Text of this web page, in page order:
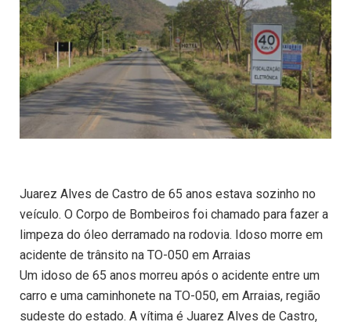
Juarez Alves de Castro de 65 anos estava sozinho no
veículo. O Corpo de Bombeiros foi chamado para fazer a
limpeza do óleo derramado na rodovia. Idoso morre em
acidente de trânsito na TO-050 em Arraias
Um idoso de 65 anos morreu após o acidente entre um
carro e uma caminhonete na TO-050, em Arraias, região
sudeste do estado. A vítima é Juarez Alves de Castro,